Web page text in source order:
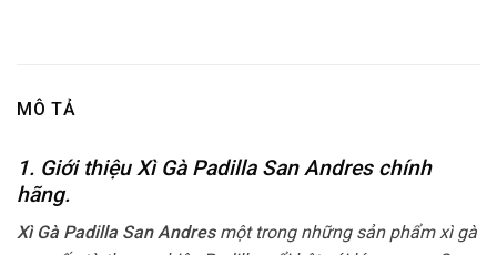
MÔ TẢ
1. Giới thiệu Xì Gà Padilla San Andres chính
hãng.
Xì Gà Padilla San Andres một trong những sản phẩm xì gà